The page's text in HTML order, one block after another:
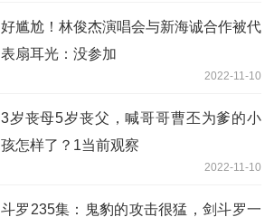
好尴尬！林俊杰演唱会与新海诚合作被代
表扇耳光：没参加
2022-11-10
3岁丧母5岁丧父，喊哥哥曹丕为爹的小
孩怎样了？1当前观察
2022-11-10
斗罗235集：鬼豹的攻击很猛，剑斗罗一